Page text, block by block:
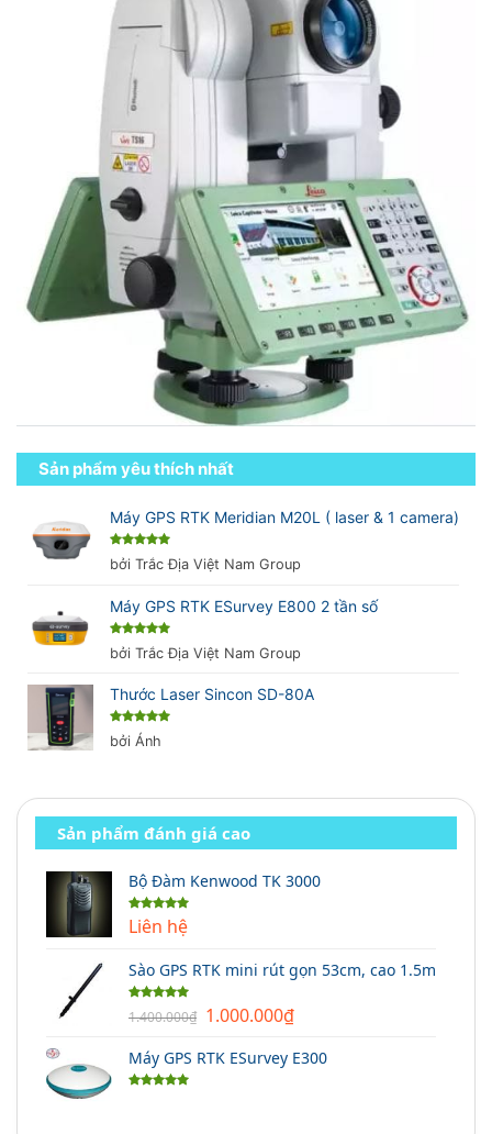
Sản phẩm yêu thích nhất
Máy GPS RTK Meridian M20L ( laser & 1 camera)
Được xếp
hạng 5 5
bởi Trắc Địa Việt Nam Group
Máy GPS RTK ESurvey E800 2 tần số
Được xếp
hạng 5 5
bởi Trắc Địa Việt Nam Group
Thước Laser Sincon SD-80A
Được xếp
hạng5 5
bởi Ánh
Sản phẩm đánh giá cao
Bộ Đàm Kenwood TK 3000
Được xếp
hạng5.00
Liên hệ
Sào GPS RTK mini rút gọn 53cm, cao 1.5m
Được xếp
hạng5.00
1.400.000₫ Giá
là:
1.000.000₫Giá
tại
Máy GPS RTK ESurvey E300